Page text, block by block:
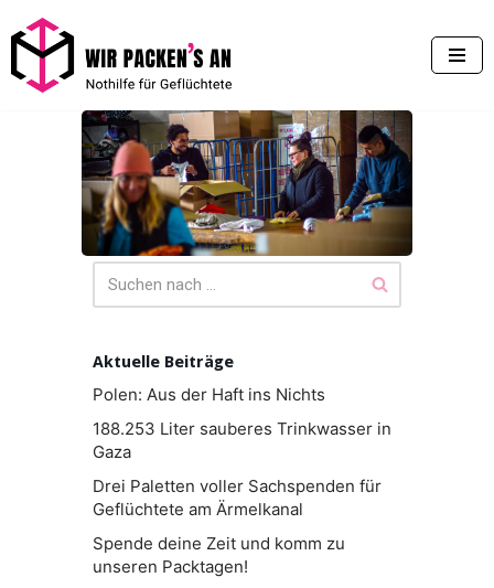
Zum
Inhalt
Aktuelle Beiträge
Polen: Aus der Haft ins Nichts
188.253 Liter sauberes Trinkwasser in
Gaza
Drei Paletten voller Sachspenden für
Geflüchtete am Ärmelkanal
Spende deine Zeit und komm zu
unseren Packtagen!